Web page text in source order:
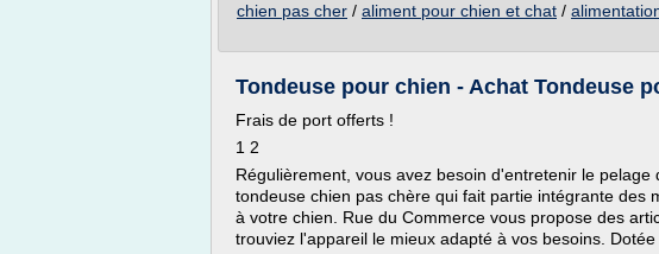
chien pas cher / aliment pour chien et chat /
Tondeuse pour chien - Achat Tondeuse
Frais de port offerts !
1 2
Régulièrement, vous avez besoin d'entretenir le pelage
tondeuse chien pas chère qui fait partie intégrante des
à votre chien. Rue du Commerce vous propose des
trouviez l'appareil le mieux adapté à vos besoins. Dotée